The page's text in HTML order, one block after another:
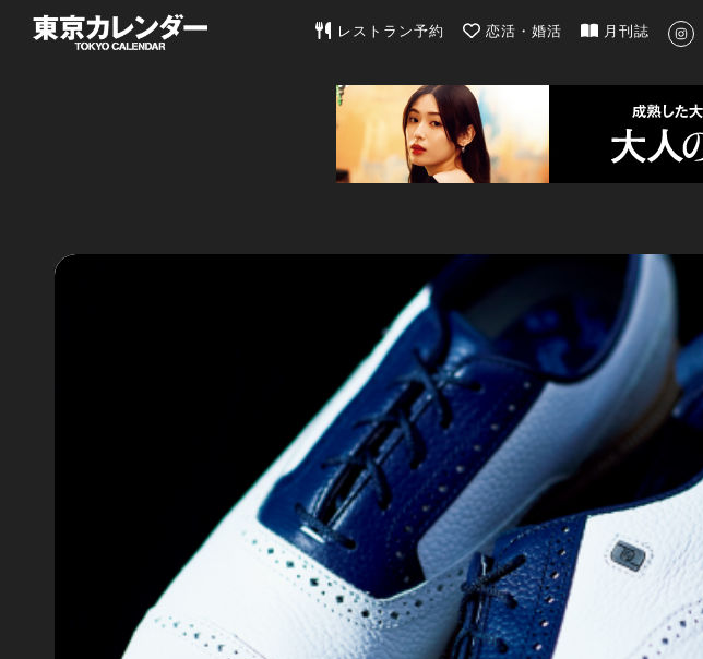
東京カレンダー | 最新のグルメ、洗練されたライフス
レストラン予約 恋活・婚活 月刊誌